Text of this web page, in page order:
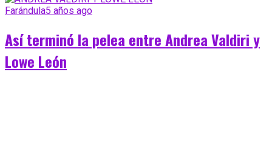
Farándula5 años ago
Así terminó la pelea entre Andrea Valdiri y
Lowe León